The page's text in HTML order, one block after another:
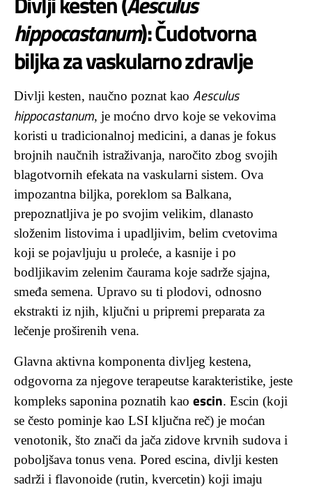
hippocastanum): Čudotvorna
biljka za vaskularno zdravlje
Divlji kesten, naučno poznat kao Aesculus
hippocastanum, je moćno drvo koje se vekovima
koristi u tradicionalnoj medicini, a danas je fokus
brojnih naučnih istraživanja, naročito zbog svojih
blagotvornih efekata na vaskularni sistem. Ova
impozantna biljka, poreklom sa Balkana,
prepoznatljiva je po svojim velikim, dlanasto
složenim listovima i upadljivim, belim cvetovima
koji se pojavljuju u proleće, a kasnije i po
bodljikavim zelenim čaurama koje sadrže sjajna,
smeđa semena. Upravo su ti plodovi, odnosno
ekstrakti iz njih, ključni u pripremi preparata za
lečenje proširenih vena.
Glavna aktivna komponenta divljeg kestena,
odgovorna za njegove terapeutse karakteristike, jeste
kompleks saponina poznatih kao escin. Escin (koji
se često pominje kao LSI ključna reč) je moćan
venotonik, što znači da jača zidove krvnih sudova i
poboljšava tonus vena. Pored escina, divlji kesten
sadrži i flavonoide (rutin, kvercetin) koji imaju